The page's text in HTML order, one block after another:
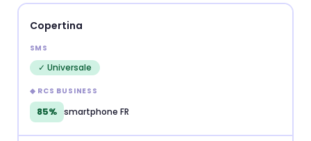
Copertina
✓ Universale
85% smartphone FR